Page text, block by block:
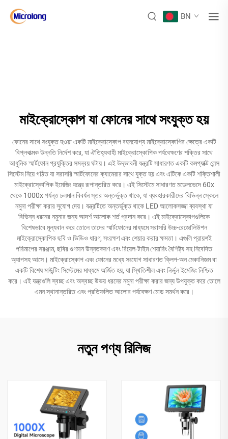
BN
মাইক্রোস্কোপ যা ফোনের সাথে সংযুক্ত হয়
ফোনের সাথে সংযুক্ত হওয়া একটি মাইক্রোস্কোপ বহনযোগ্য মাইক্রোস্কোপির ক্ষেত্রে একটি
বিপ্লবাত্মক উন্নতি নির্দেশ করে, যা ঐতিহ্যবাহী মাইক্রোস্কোপিক পর্যবেক্ষণের শক্তির সাথে
আধুনিক স্মার্টফোন প্রযুক্তির সমন্বয় ঘটায়। এই উদ্ভাবনী যন্ত্রটি সাধারণত একটি কমপ্যাক্ট লেন্স
সিস্টেম নিয়ে গঠিত যা সরাসরি স্মার্টফোনের ক্যামেরার সাথে যুক্ত হয় এবং এটিকে একটি শক্তিশালী
মাইক্রোস্কোপিক ইমেজিং যন্ত্রে রূপান্তরিত করে। এই সিস্টেমে সাধারণত মডেলভেদে 60x
থেকে 1000x পর্যন্ত চলমান বিবর্ধন স্তর অন্তর্ভুক্ত থাকে, যা ব্যবহারকারীদের বিভিন্ন স্কেলে
নমুনা পরীক্ষা করার সুযোগ দেয়। যন্ত্রটিতে অন্তর্ভুক্ত থাকে LED আলোকসজ্জা ব্যবস্থা যা
বিভিন্ন ধরনের নমুনার জন্য আদর্শ আলোক শর্ত প্রদান করে। এই মাইক্রোস্কোপগুলিকে
বিশেষভাবে মূল্যবান করে তোলে তাদের স্মার্টফোনের মাধ্যমে সরাসরি উচ্চ-রেজোলিউশন
মাইক্রোস্কোপিক ছবি ও ভিডিও ধারণ, সংরক্ষণ এবং শেয়ার করার ক্ষমতা। এগুলি প্রায়শই
পরিমাপের সরঞ্জাম, ছবির গুণমান উন্নতকরণ এবং রিয়েল-টাইম শেয়ারিং বৈশিষ্ট্য সহ নিবেদিত
অ্যাপসহ আসে। মাইক্রোস্কোপ এবং ফোনের মধ্যে সংযোগ সাধারণত ক্লিপ-অন মেকানিজম বা
একটি বিশেষ মাউন্টিং সিস্টেমের মাধ্যমে অর্জিত হয়, যা স্থিতিশীল এবং নির্ভুল ইমেজিং নিশ্চিত
করে। এই যন্ত্রগুলি স্বচ্ছ এবং অস্বচ্ছ উভয় ধরনের নমুনা পরীক্ষা করার জন্য উপযুক্ত করে তোলে
এমন স্থানান্তরিত এবং প্রতিফলিত আলোর পর্যবেক্ষণ মোড সমর্থন করে।
নতুন পণ্য রিলিজ